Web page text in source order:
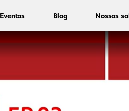
Eventos Blog Nossas